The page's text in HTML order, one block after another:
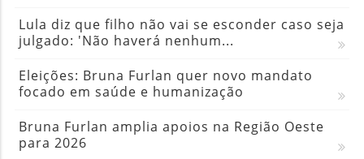
Lula diz que filho não vai se esconder caso seja
julgado: 'Não haverá nenhum...
Eleições: Bruna Furlan quer novo mandato
focado em saúde e humanização
Bruna Furlan amplia apoios na Região Oeste
para 2026